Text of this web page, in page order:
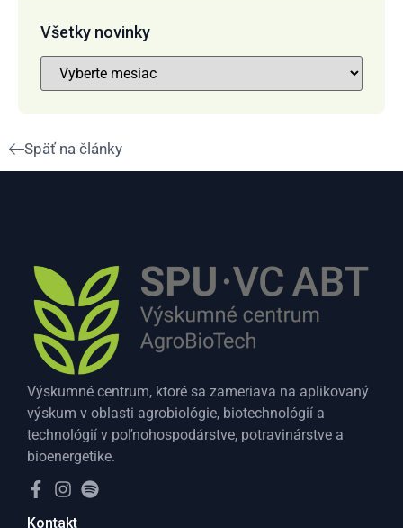
Všetky novinky
Späť na články
Výskumné centrum, ktoré sa zameriava na aplikovaný
výskum v oblasti agrobiológie, biotechnológií a
technológií v poľnohospodárstve, potravinárstve a
bioenergetike.
Kontakt